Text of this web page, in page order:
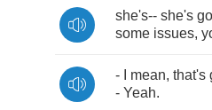
she's-- she's
some issues,
- mean, that's
- Yeah.